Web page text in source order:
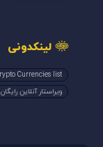
لینکدونی
Currencies list
ویراستار آنلاین رایگان